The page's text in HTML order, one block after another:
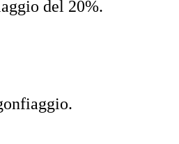
del 20%.